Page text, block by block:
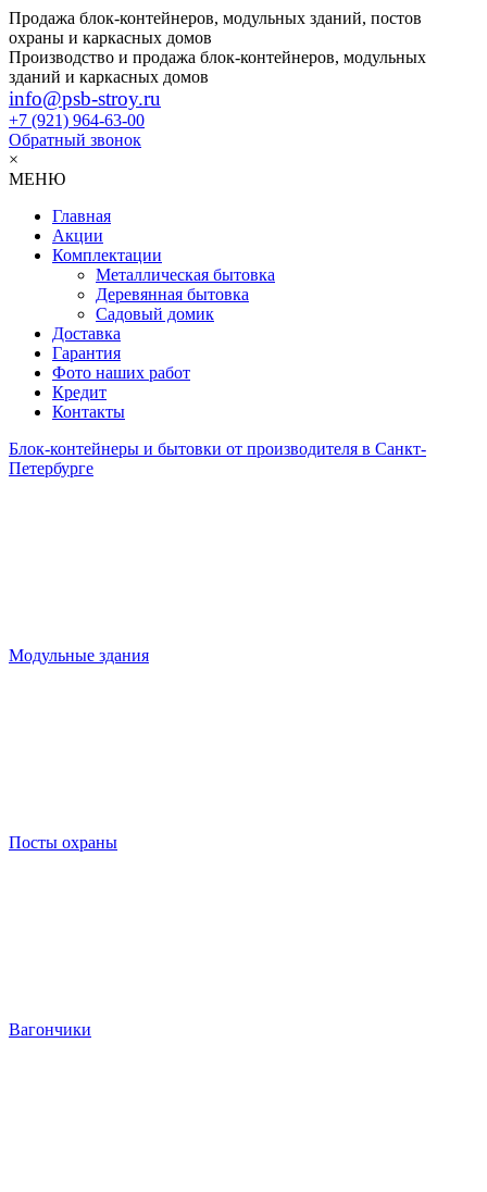
Продажа блок-контейнеров, модульных зданий, постов
охраны и каркасных домов
Производство и продажа блок-контейнеров, модульных
зданий и каркасных домов
info@psb-stroy.ru
+7 (921) 964-63-00
Обратный звонок
×
МЕНЮ
Главная
Акции
Комплектации
Металлическая бытовка
Деревянная бытовка
Садовый домик
Доставка
Гарантия
Фото наших работ
Кредит
Контакты
Блок-контейнеры и бытовки от производителя в Санкт-
Петербурге
Модульные здания
Посты охраны
Вагончики